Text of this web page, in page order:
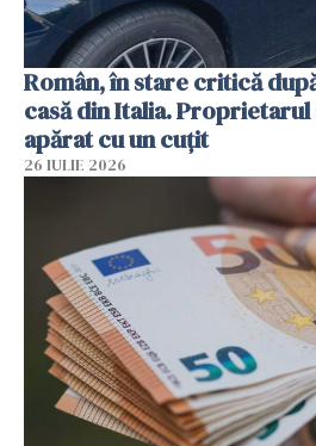
Român, în stare critică
casă din Italia. Proprietarul
apărat cu un cuțit
26 IULIE 2026